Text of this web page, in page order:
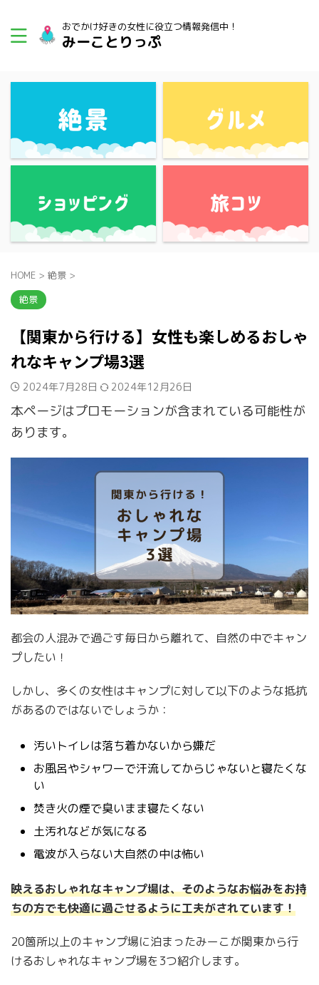
おでかけ好きの女性に役立つ情報発信中！
みーことりっぷ
HOME > 絶景 >
絶景
【関東から行ける】女性も楽しめるおしゃ
れなキャンプ場3選
2024年7月28日 2024年12月26日
本ページはプロモーションが含まれている可能性が
あります。
都会の人混みで過ごす毎日から離れて、自然の中でキャン
プしたい！
しかし、多くの女性はキャンプに対して以下のような抵抗
があるのではないでしょうか：
汚いトイレは落ち着かないから嫌だ
お風呂やシャワーで汗流してからじゃないと寝たくな
い
焚き火の煙で臭いまま寝たくない
土汚れなどが気になる
電波が入らない大自然の中は怖い
映えるおしゃれなキャンプ場は、そのようなお悩みをお持
ちの方でも快適に過ごせるように工夫がされています！
20箇所以上のキャンプ場に泊まったみーこが関東から行
けるおしゃれなキャンプ場を3つ紹介します。